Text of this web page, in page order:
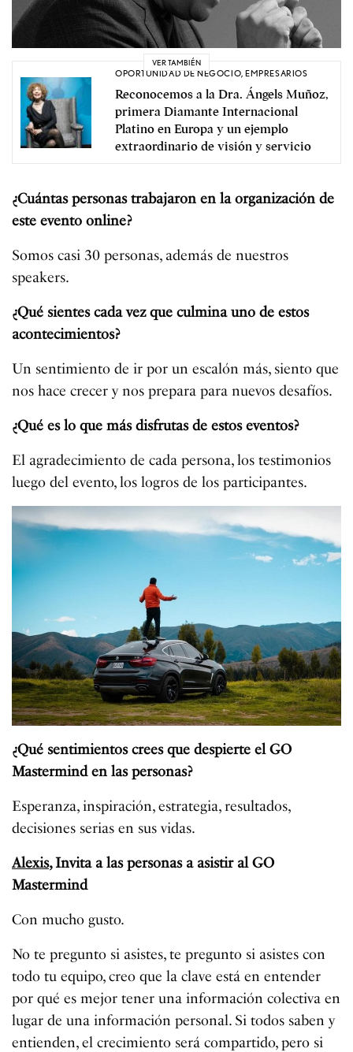
VER TAMBIÉN
OPORTUNIDAD DE NEGOCIO,EMPRESARIOS
Reconocemos a la Dra. Ángels Muñoz,
primera Diamante Internacional
Platino en Europa y un ejemplo
extraordinario de visión y servicio
¿Cuántas personas trabajaron en la organización de
este evento online?
Somos casi 30 personas, además de nuestros
speakers.
¿Qué sientes cada vez que culmina uno de estos
acontecimientos?
Un sentimiento de ir por un escalón más, siento que
nos hace crecer y nos prepara para nuevos desafíos.
¿Qué es lo que más disfrutas de estos eventos?
El agradecimiento de cada persona, los testimonios
luego del evento, los logros de los participantes.
¿Qué sentimientos crees que despierte el GO
Mastermind en las personas?
Esperanza, inspiración, estrategia, resultados,
decisiones serias en sus vidas.
Alexis, Invita a las personas a asistir al GO
Mastermind
Con mucho gusto.
No te pregunto si asistes, te pregunto si asistes con
todo tu equipo, creo que la clave está en entender
por qué es mejor tener una información colectiva en
lugar de una información personal. Si todos saben y
entienden, el crecimiento será compartido, pero si